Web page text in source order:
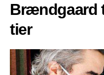
Brændgaard
tier